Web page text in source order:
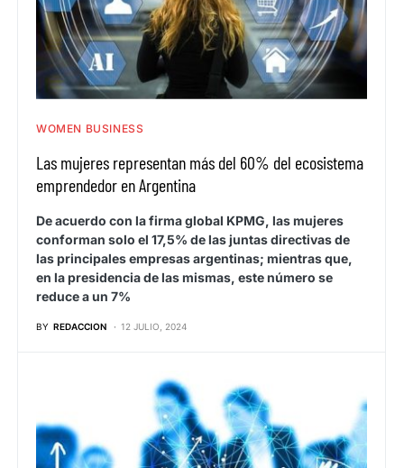
WOMEN BUSINESS
Las mujeres representan más del 60% del ecosistema
emprendedor en Argentina
De acuerdo con la firma global KPMG, las mujeres
conforman solo el 17,5% de las juntas directivas de
las principales empresas argentinas; mientras que,
en la presidencia de las mismas, este número se
reduce a un 7%
BY REDACCION 12 JULIO, 2024